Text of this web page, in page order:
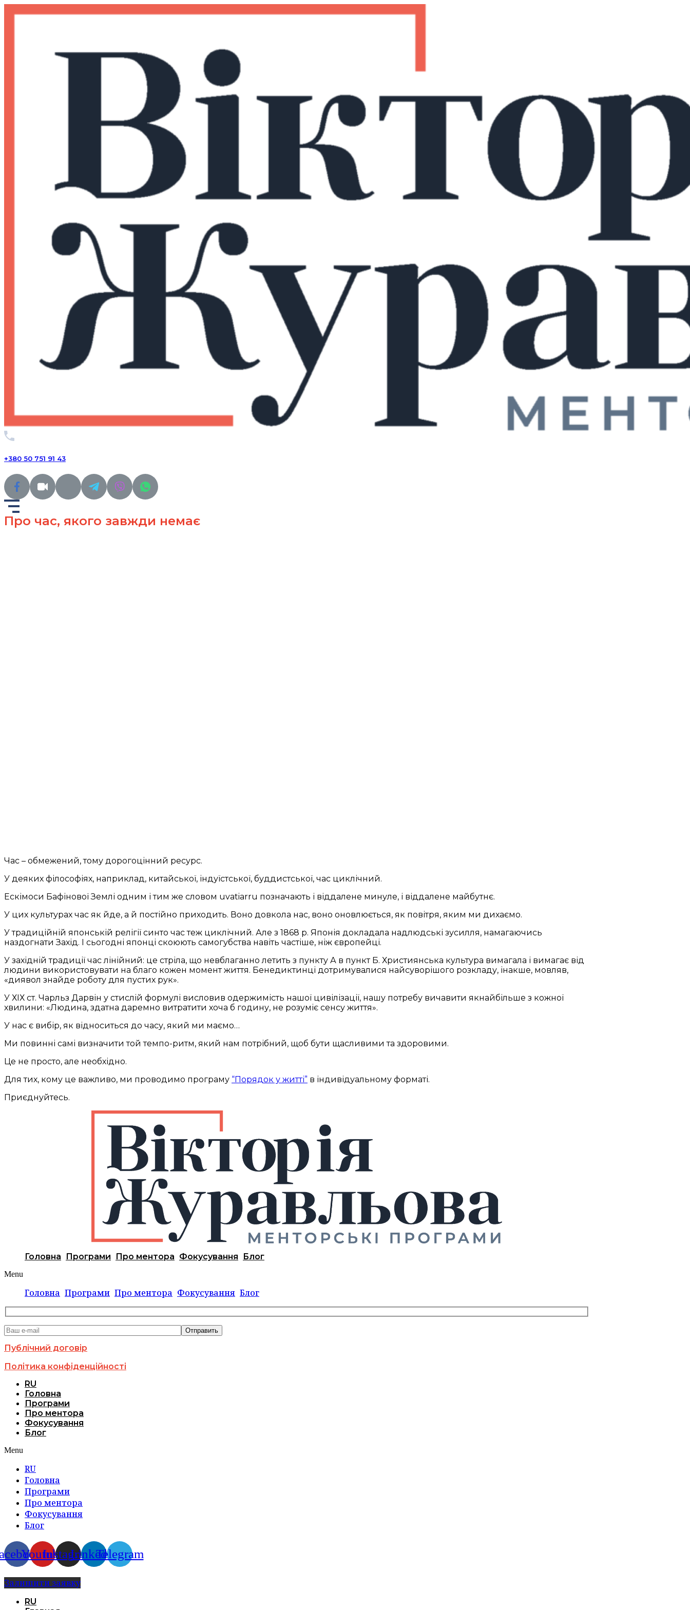
+380 50 751 91 43
Про час, якого завжди немає
Час – обмежений, тому дорогоцінний ресурс.
У деяких філософіях, наприклад, китайської, індуїстської, буддистської, час циклічний.
Ескімоси Бафінової Землі одним і тим же словом uvatiarru позначають і віддалене минуле, і віддалене майбутнє.
У цих культурах час як йде, а й постійно приходить. Воно довкола нас, воно оновлюється, як повітря, яким ми дихаємо.
У традиційній японській релігії синто час теж циклічний. Але з 1868 р. Японія докладала надлюдські зусилля, намагаючись
наздогнати Захід. І сьогодні японці скоюють самогубства навіть частіше, ніж європейці.
У західній традиції час лінійний: це стріла, що невблаганно летить з пункту А в пункт Б. Християнська культура вимагала і вимагає від
людини використовувати на благо кожен момент життя. Бенедиктинці дотримувалися найсуворішого розкладу, інакше, мовляв,
«диявол знайде роботу для пустих рук».
У ХІХ ст. Чарльз Дарвін у стислій формулі висловив одержимість нашої цивілізації, нашу потребу вичавити якнайбільше з кожної
хвилини: «Людина, здатна даремно витратити хоча б годину, не розуміє сенсу життя».
У нас є вибір, як відноситься до часу, який ми маємо…
Ми повинні самі визначити той темпо-ритм, який нам потрібний, щоб бути щасливими та здоровими.
Це не просто, але необхідно.
Для тих, кому це важливо, ми проводимо програму “Порядок у житті” в індивідуальному форматі.
Приєднуйтесь.
Головна Програми Про ментора Фокусування Блог
Menu
Головна Програми Про ментора Фокусування Блог
Публічний договір
Політика конфіденційності
RU
Головна
Програми
Про ментора
Фокусування
Блог
Menu
RU
Головна
Програми
Про ментора
Фокусування
Блог
YoutubeInstagramLinkedinTelegram
Залишити заявку
RU